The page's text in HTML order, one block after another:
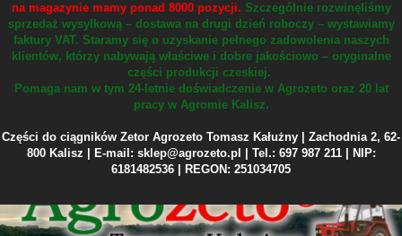
na magazynie mamy ponad 8000 pozycji. Szczególnie rozwinęliśmy
sprzedaż wysyłkową – dostawa na drugi dzień roboczy – wystawiamy
faktury VAT. Staramy się o uzyskanie pełnego zadowolenia naszych
klientów, którzy nabywają właściwe i dobre jakościowo – oryginalne
części produkcji czeskiej.
Pomaga nam w tym 24-letnie doświadczenie w Agrozeto oraz 20 lat
pracy w Agromie Kalisz.
Części do ciągników Zetor Agrozeto Tomasz Kałużny | Zachodnia 2, 62-
800 Kalisz | E-mail: sklep@agrozeto.pl | Tel.: 697 987 211 | NIP:
6181482536 | REGON: 251034705